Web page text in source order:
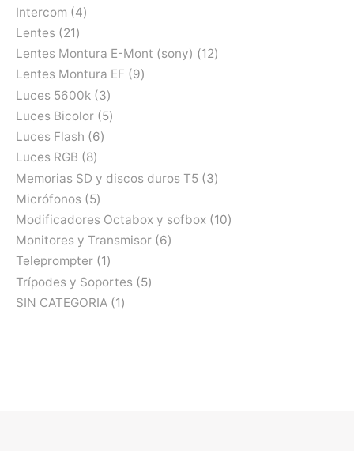
Intercom
4
Lentes
21
Lentes Montura E-Mont (sony)
12
Lentes Montura EF
9
Luces 5600k 3
Luces Bicolor 5
Luces Flash
6
Luces RGB
8
Memorias SD y discos duros T5 3
Micrófonos
5
Modificadores Octabox y sofbox 10
Monitores y Transmisor 6
Teleprompter 1
Trípodes y Soportes
5
SIN CATEGORIA 1